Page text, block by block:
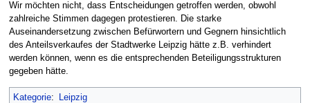
Wir möchten nicht, dass Entscheidungen getroffen werden, obwohl
zahlreiche Stimmen dagegen protestieren. Die starke
Auseinandersetzung zwischen Befürwortern und Gegnern hinsichtlich
des Anteilsverkaufes der Stadtwerke Leipzig hätte z.B. verhindert
werden können, wenn es die entsprechenden Beteiligungsstrukturen
gegeben hätte.
Kategorie: Leipzig